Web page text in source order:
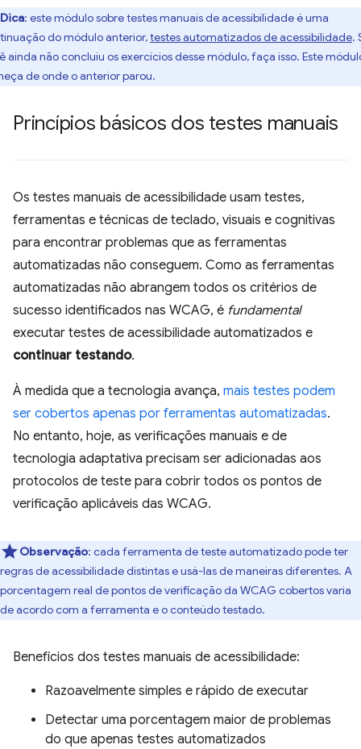
Dica: este módulo sobre testes manuais de acessibilidade é uma
do módulo anterior,testes automatizados de acessibilidade.
ainda não concluiu os exercícios desse módulo, faça isso. Este
de onde o anterior parou.
Princípios básicos dos testes manuais
Os testes manuais de acessibilidade usam testes,
ferramentas e técnicas de teclado, visuais e cognitivas
para encontrar problemas que as ferramentas
automatizadas não conseguem. Como as ferramentas
automatizadas não abrangem todos os critérios de
sucesso identificados nas WCAG, é fundamental
executar testes de acessibilidade automatizados e
continuar testando.
À medida que a tecnologia avança, mais testes podem
ser cobertos apenas por ferramentas automatizadas.
No entanto, hoje, as verificações manuais e de
tecnologia adaptativa precisam ser adicionadas aos
protocolos de teste para cobrir todos os pontos de
verificação aplicáveis das WCAG.
Observação: cada ferramenta de teste automatizado pode ter
regras de acessibilidade distintas e usá-las de maneiras diferentes. A
porcentagem real de pontos de verificação da WCAG cobertos varia
de acordo com a ferramenta e o conteúdo testado.
Benefícios dos testes manuais de acessibilidade:
Razoavelmente simples e rápido de executar
Detectar uma porcentagem maior de problemas
do que apenas testes automatizados